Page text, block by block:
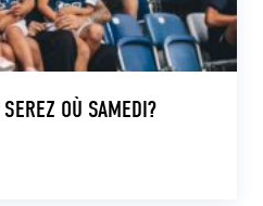
OÙ SAMEDI?